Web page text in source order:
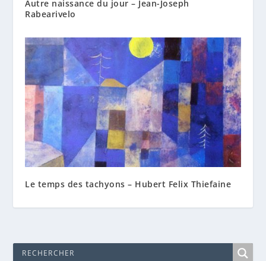
Autre naissance du jour – Jean-Joseph
Rabearivelo
Le temps des tachyons – Hubert Felix Thiefaine